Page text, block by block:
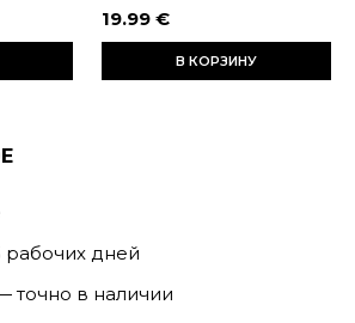
19.99 €
В КОРЗИНУ
рабочих дней
точно в наличии